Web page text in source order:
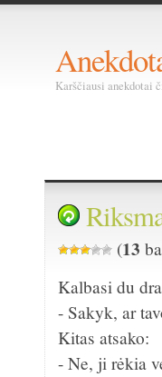
Karščiausi anekdotai
(13
Kalbasi du
- Sakyk, ar
Kitas atsako:
- Ne, ji rėkia